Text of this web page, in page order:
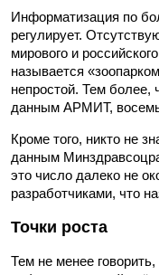
Информатизация по
регулирует.
мирового и
называется
непростой. Тем более,
данным АРМИТ, восемь
Кроме того, никто не
данным
это число далеко не
разработчиками, что
Точки роста
Тем не менее